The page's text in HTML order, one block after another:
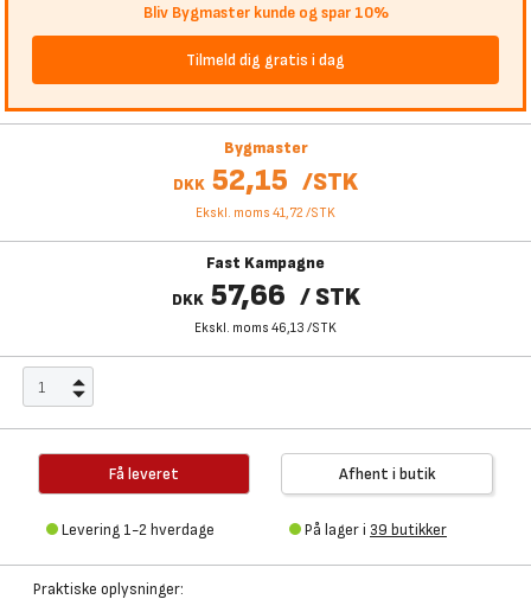
Bliv Bygmaster kunde og spar 10%
Tilmeld dig gratis i dag
Bygmaster
DKK 52,15 /STK
Ekskl. moms 41,72 /STK
Fast Kampagne
DKK 57,66 / STK
Ekskl. moms 46,13 /STK
Få leveret
Levering 1-2 hverdage
Afhent i butik
På lager i 39 butikker
Praktiske oplysninger: